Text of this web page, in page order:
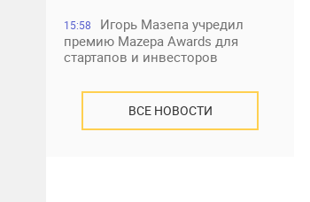
15:58
Игорь Мазепа учредил
премию Mazepa Awards для
стартапов и инвесторов
ВСЕ НОВОСТИ